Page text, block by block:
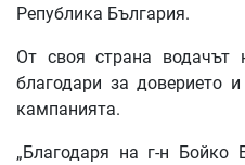
Република България.
От своя страна водачът
благодари за доверието
кампанията.
„Благодаря на г-н Бойко